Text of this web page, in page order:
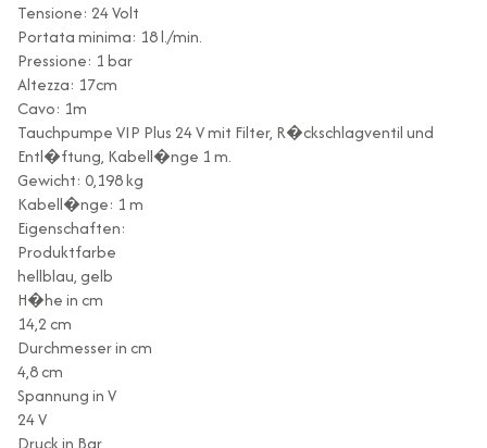
Tensione: 24 Volt
Portata minima: 18 l./min.
Pressione: 1 bar
Altezza: 17cm
Cavo: 1m
Tauchpumpe VIP Plus 24 V mit Filter, R�ckschlagventil und
Entl�ftung, Kabell�nge 1 m.
Gewicht: 0,198 kg
Kabell�nge: 1 m
Eigenschaften:
Produktfarbe
hellblau, gelb
H�he in cm
14,2 cm
Durchmesser in cm
4,8 cm
Spannung in V
24 V
Druck in Bar